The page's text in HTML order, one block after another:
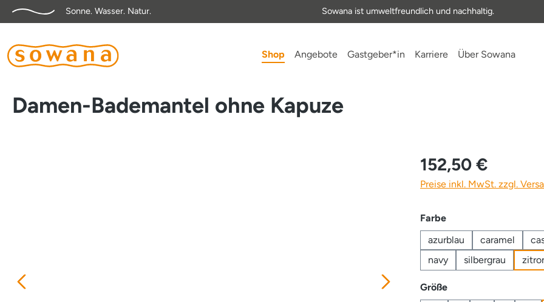
Zur Hauptnavigation springen
Sonne. Wasser. Natur. Sowana ist umweltfreundlich und nachhaltig.
Shop Angebote Gastgeber*in Karriere Über Sowana
Damen-Bademantel ohne Kapuze
152,50 €
Preise inkl. MwSt. zzgl.
Farbeauswählen
azurblau
caramel
navy
silbergrau
Größeauswählen